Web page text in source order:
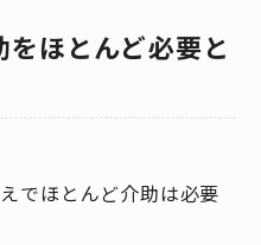
ほとんど必要と
でほとんど介助は必要